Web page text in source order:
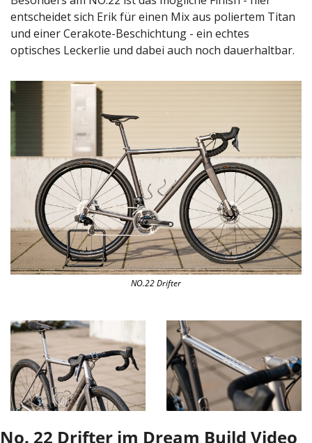
entscheidet sich Erik für einen Mix aus poliertem Titan
und einer Cerakote-Beschichtung - ein echtes
optisches Leckerlie und dabei auch noch dauerhaltbar.
NO.22 Drifter
No. 22 Drifter im Dream Build Video